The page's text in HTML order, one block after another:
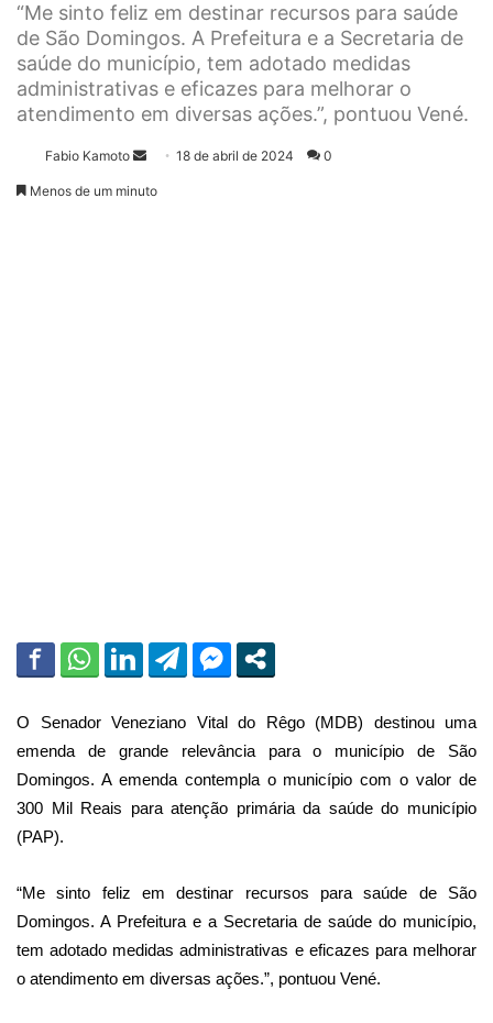
“Me sinto feliz em destinar recursos para saúde
de São Domingos. A Prefeitura e a Secretaria de
saúde do município, tem adotado medidas
administrativas e eficazes para melhorar o
atendimento em diversas ações.”, pontuou Vené.
Fabio Kamoto 18 de abril de 2024 0
Menos de um minuto
O Senador Veneziano Vital do Rêgo (MDB) destinou uma
emenda de grande relevância para o município de São
Domingos. A emenda contempla o município com o valor de
300 Mil Reais para atenção primária da saúde do município
(PAP).
“Me sinto feliz em destinar recursos para saúde de São
Domingos. A Prefeitura e a Secretaria de saúde do município,
tem adotado medidas administrativas e eficazes para melhorar
o atendimento em diversas ações.”, pontuou Vené.